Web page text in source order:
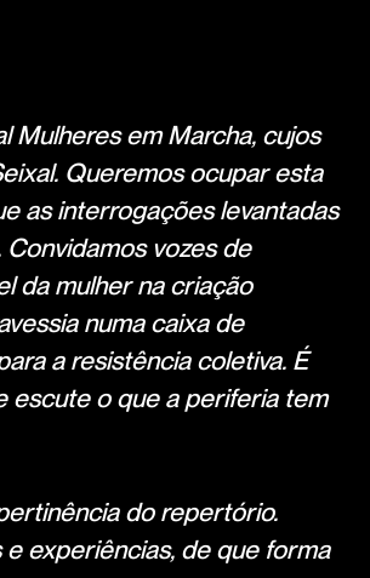
Mulheres em Marcha, cujos
Queremos ocupar esta
as interrogações levantadas
vozes de
da mulher na criação
numa caixa de
a resistência coletiva. É
escute o que a periferia tem
do repertório.
experiências, de que forma